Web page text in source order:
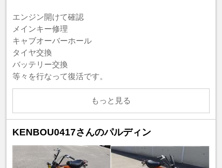
エンジン開けて確認
メインキー修理
キャブオーバーホール
タイヤ交換
バッテリー交換
等々を行なって復活です。
もっと見る
KENBOU0417さんのパルディン